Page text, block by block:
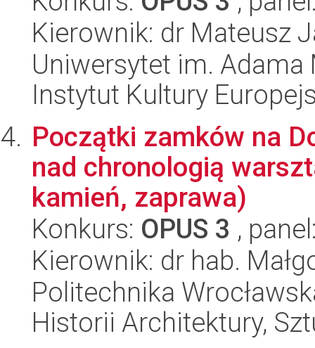
Kierownik: dr Mateusz
Uniwersytet im.
Instytut Kultury
Początki zamków na
nad chronologią
kamień, zaprawa)
Konkurs: OPUS 3 ,
Kierownik: dr hab.
Politechnika
Historii Architektury,